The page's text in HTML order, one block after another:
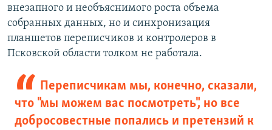
внезапного и необъяснимого роста объема
собранных данных, но и синхронизация
планшетов переписчиков и контролеров в
Псковской области толком не работала.
Переписчикам мы, конечно, сказали,
что "мы можем вас посмотреть", но все
добросовестные попались и претензий к